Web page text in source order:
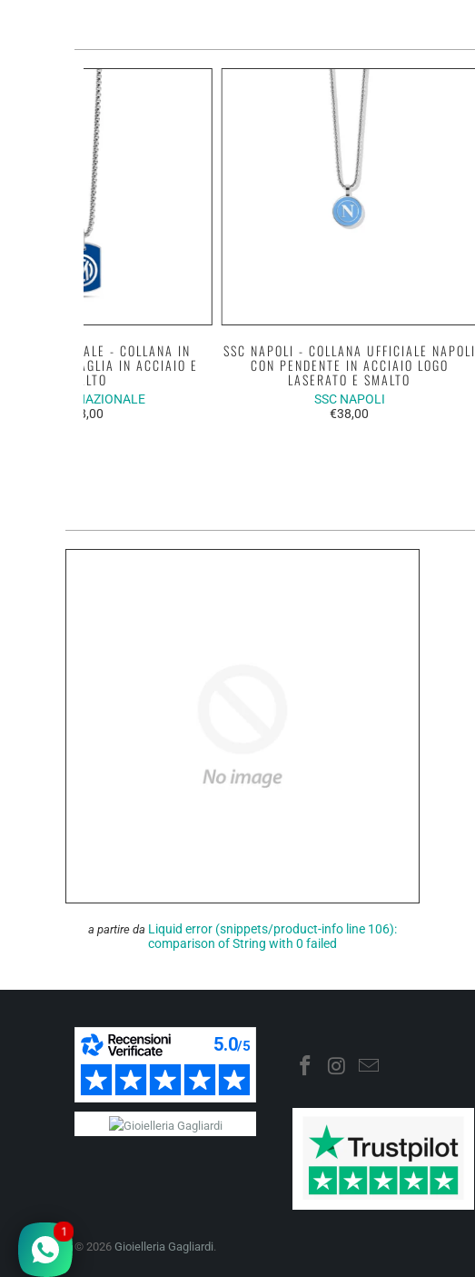
- COLLANA IN
CON MEDAGLIA IN ACCIAIO E
SMALTO
FC INTERNAZIONALE
€38,00
SSC NAPOLI - COLLANA UFFICIALE NAPOLI
CON PENDENTE IN ACCIAIO LOGO
LASERATO E SMALTO
SSC NAPOLI
€38,00
a partire da Liquid error (snippets/product-info line 106):
comparison of String with 0 failed
© 2026 Gioielleria Gagliardi
1